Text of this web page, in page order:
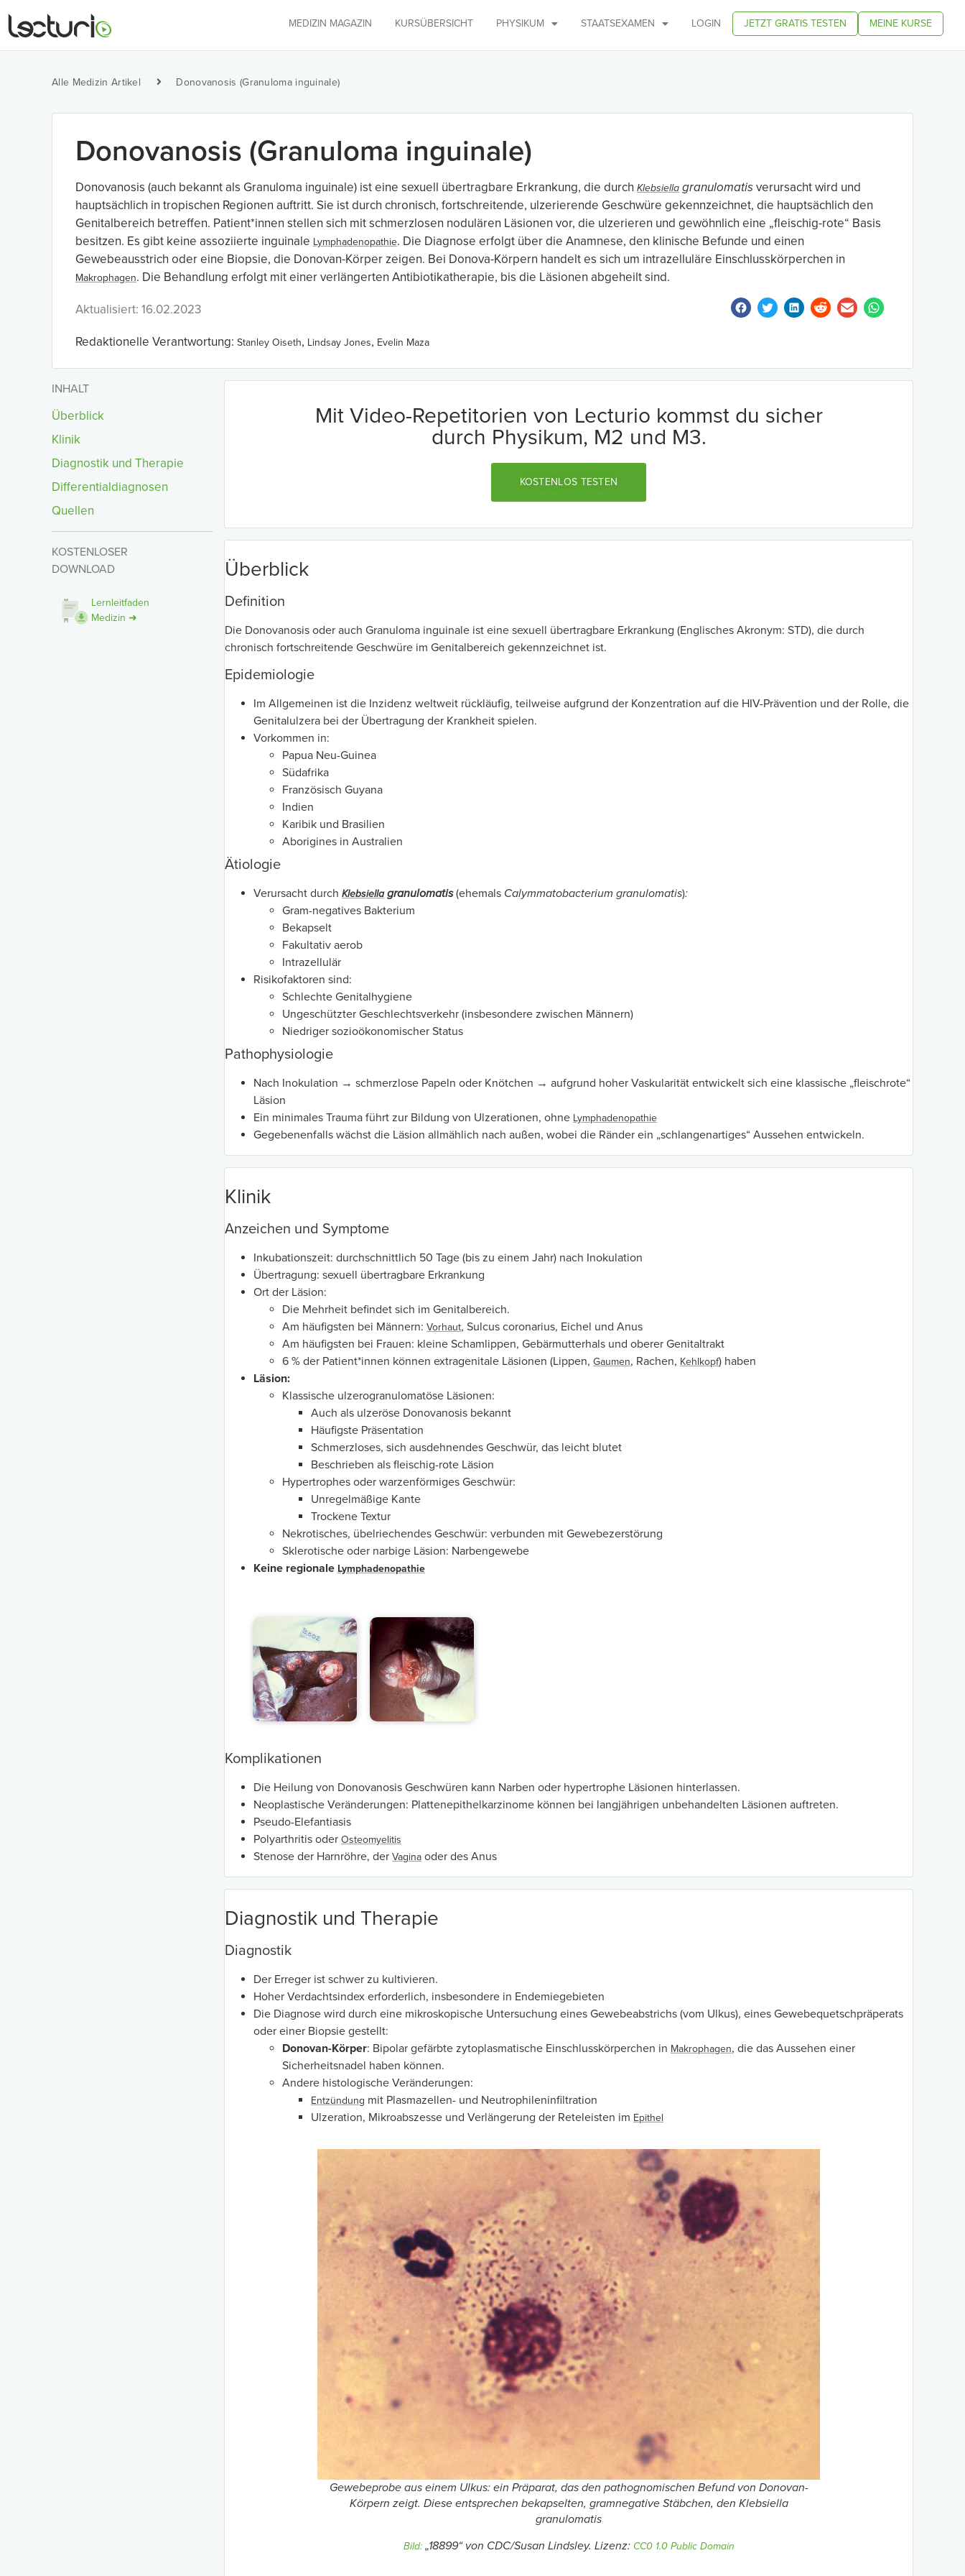
MEDIZIN MAGAZIN KURSÜBERSICHT PHYSIKUM STAATSEXAMEN LOGIN JETZT GRATIS TESTEN MEINE KURSE
Alle Medizin Artikel Donovanosis (Granuloma inguinale)
Donovanosis (Granuloma inguinale)
Donovanosis (auch bekannt als Granuloma inguinale) ist eine sexuell übertragbare Erkrankung, die durch Klebsiella granulomatisverursacht wird und
hauptsächlich in tropischen Regionen auftritt. Sie ist durch chronisch, fortschreitende, ulzerierende Geschwüre gekennzeichnet, die hauptsächlich den
Genitalbereich betreffen. Patient*innen stellen sich mit schmerzlosen nodulären Läsionen vor, die ulzerieren und gewöhnlich eine „fleischig-rote“ Basis
besitzen. Es gibt keine assoziierte inguinale Lymphadenopathie. Die Diagnose erfolgt über die Anamnese, den klinische Befunde und einen
Gewebeausstrich oder eine Biopsie, die Donovan-Körper zeigen. Bei Donova-Körpern handelt es sich um intrazelluläre Einschlusskörperchen in
Makrophagen. Die Behandlung erfolgt mit einer verlängerten Antibiotikatherapie, bis die Läsionen abgeheilt sind.
Aktualisiert: 16.02.2023
Redaktionelle Verantwortung: Stanley Oiseth, Lindsay Jones, Evelin Maza
INHALT
Überblick
Klinik
Diagnostik und Therapie
Differentialdiagnosen
Quellen
KOSTENLOSER
DOWNLOAD
Lernleitfaden
Medizin ➜
Mit Video-Repetitorien von Lecturio kommst du sicher
durch Physikum, M2 und M3.
KOSTENLOS TESTEN
Überblick
Definition
Die Donovanosis oder auch Granuloma inguinale ist eine sexuell übertragbare Erkrankung (Englisches Akronym: STD), die durch
chronisch fortschreitende Geschwüre im Genitalbereich gekennzeichnet ist.
Epidemiologie
Im Allgemeinen ist die Inzidenz weltweit rückläufig, teilweise aufgrund der Konzentration auf die HIV-Prävention und der Rolle, die
Genitalulzera bei der Übertragung der Krankheit spielen.
Vorkommen in:
Papua Neu-Guinea
Südafrika
Französisch Guyana
Indien
Karibik und Brasilien
Aborigines in Australien
Ätiologie
Verursacht durch Klebsiellagranulomatis(ehemals Calymmatobacterium granulomatis):
Gram-negatives Bakterium
Bekapselt
Fakultativ aerob
Intrazellulär
Risikofaktoren sind:
Schlechte Genitalhygiene
Ungeschützter Geschlechtsverkehr (insbesondere zwischen Männern)
Niedriger sozioökonomischer Status
Pathophysiologie
Nach Inokulation → schmerzlose Papeln oder Knötchen → aufgrund hoher Vaskularität entwickelt sich eine klassische „fleischrote“
Läsion
Ein minimales Trauma führt zur Bildung von Ulzerationen, ohne Lymphadenopathie
Gegebenenfalls wächst die Läsion allmählich nach außen, wobei die Ränder ein „schlangenartiges“ Aussehen entwickeln.
Klinik
Anzeichen und Symptome
Inkubationszeit: durchschnittlich 50 Tage (bis zu einem Jahr) nach Inokulation
Übertragung: sexuell übertragbare Erkrankung
Ort der Läsion:
Die Mehrheit befindet sich im Genitalbereich.
Am häufigsten bei Männern: Vorhaut, Sulcus coronarius, Eichel und Anus
Am häufigsten bei Frauen: kleine Schamlippen, Gebärmutterhals und oberer Genitaltrakt
6 % der Patient*innen können extragenitale Läsionen (Lippen, Gaumen, Rachen, Kehlkopf) haben
Läsion:
Klassische ulzerogranulomatöse Läsionen:
Auch als ulzeröse Donovanosis bekannt
Häufigste Präsentation
Schmerzloses, sich ausdehnendes Geschwür, das leicht blutet
Beschrieben als fleischig-rote Läsion
Hypertrophes oder warzenförmiges Geschwür:
Unregelmäßige Kante
Trockene Textur
Nekrotisches, übelriechendes Geschwür: verbunden mit Gewebezerstörung
Sklerotische oder narbige Läsion: Narbengewebe
Keine regionale Lymphadenopathie
Komplikationen
Die Heilung von Donovanosis Geschwüren kann Narben oder hypertrophe Läsionen hinterlassen.
Neoplastische Veränderungen: Plattenepithelkarzinome können bei langjährigen unbehandelten Läsionen auftreten.
Pseudo-Elefantiasis
Polyarthritis oder Osteomyelitis
Stenose der Harnröhre, der Vagina oder des Anus
Diagnostik und Therapie
Diagnostik
Der Erreger ist schwer zu kultivieren.
Hoher Verdachtsindex erforderlich, insbesondere in Endemiegebieten
Die Diagnose wird durch eine mikroskopische Untersuchung eines Gewebeabstrichs (vom Ulkus), eines Gewebequetschpräperats
oder einer Biopsie gestellt:
Donovan-Körper: Bipolar gefärbte zytoplasmatische Einschlusskörperchen in Makrophagen, die das Aussehen einer
Sicherheitsnadel haben können.
Andere histologische Veränderungen:
Entzündung mit Plasmazellen- und Neutrophileninfiltration
Ulzeration, Mikroabszesse und Verlängerung der Reteleisten im Epithel
Gewebeprobe aus einem Ulkus: ein Präparat, das den pathognomischen Befund von Donovan-
Körpern zeigt. Diese entsprechen bekapselten, gramnegative Stäbchen, den Klebsiella
granulomatis
Bild:„18899“ von CDC/Susan Lindsley. Lizenz: CC0 1.0 Public Domain